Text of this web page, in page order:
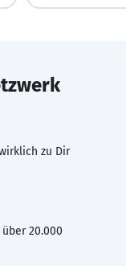
zu Dir
20.000